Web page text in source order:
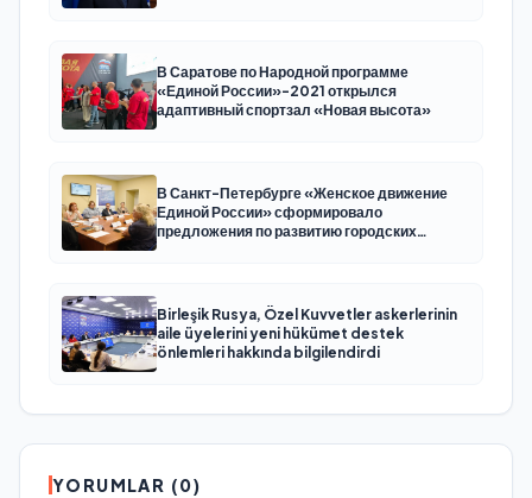
В Саратове по Народной программе
«Единой России»-2021 открылся
адаптивный спортзал «Новая высота»
В Санкт-Петербурге «Женское движение
Единой России» сформировало
предложения по развитию городских
Birleşik Rusya, Özel Kuvvetler askerlerinin
aile üyelerini yeni hükümet destek
önlemleri hakkında bilgilendirdi
YORUMLAR (0)